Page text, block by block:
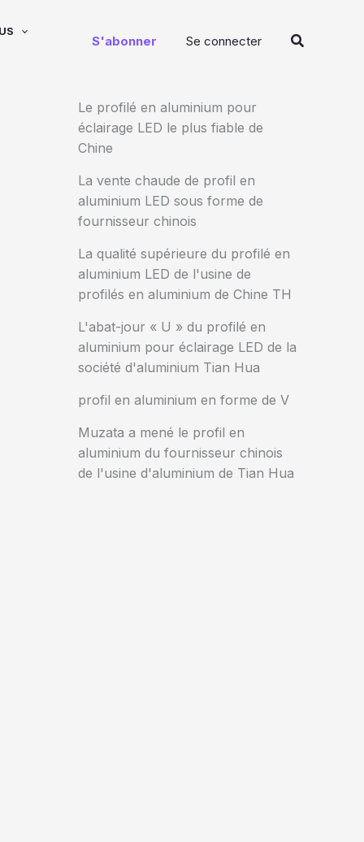
S'abonner Se connecter Recherche
Le profilé en aluminium pour
éclairage LED le plus fiable de
Chine
La vente chaude de profil en
aluminium LED sous forme de
fournisseur chinois
La qualité supérieure du profilé en
aluminium LED de l'usine de
profilés en aluminium de Chine TH
L'abat-jour « U » du profilé en
aluminium pour éclairage LED de la
société d'aluminium Tian Hua
profil en aluminium en forme de V
Muzata a mené le profil en
aluminium du fournisseur chinois
de l'usine d'aluminium de Tian Hua